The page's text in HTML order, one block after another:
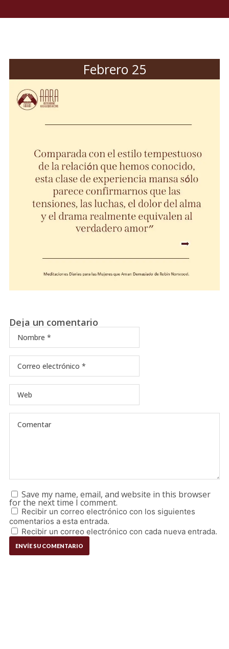
Febrero 25
Deja un comentario
Save my name, email, and website in this browser
for the next time I comment.
Recibir un correo electrónico con los siguientes
comentarios a esta entrada.
Recibir un correo electrónico con cada nueva entrada.